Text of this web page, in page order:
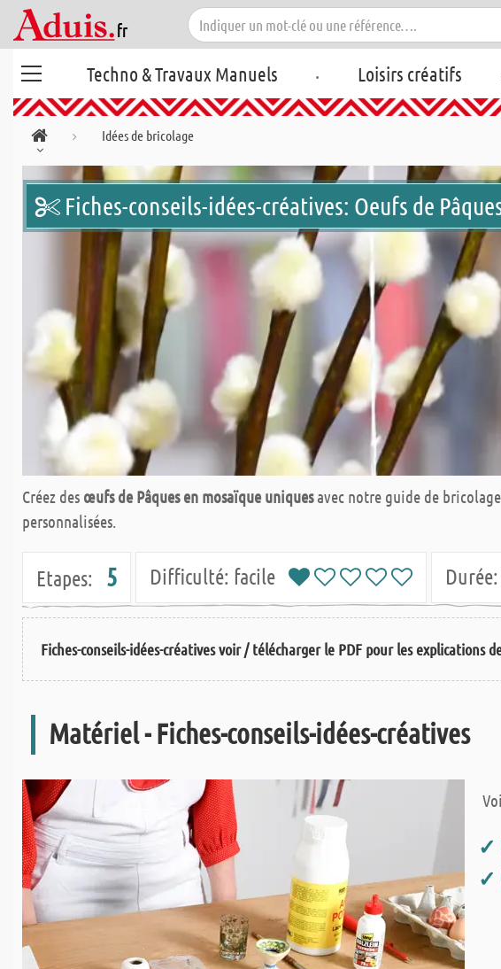
Techno & Travaux Manuels . Loisirs créatifs
Idées de bricolage
Fiches-conseils-idées-créatives: Oeufs de
Créez des œufs de Pâques en mosaïque uniquesavec notre guide de
personnalisées.
Etapes: 5 Difficulté: facile Durée:
Fiches-conseils-idées-créatives voir / télécharger le PDF pour les explications
Matériel - Fiches-conseils-idées-créatives